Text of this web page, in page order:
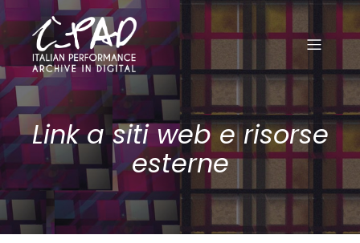
Link a siti web e risorse
esterne